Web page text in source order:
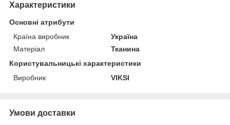
Характеристики
Основні атрибути
Країна виробник
Україна
Матеріал
Тканина
Користувальницькі характеристики
Виробник
VIKSI
Умови доставки